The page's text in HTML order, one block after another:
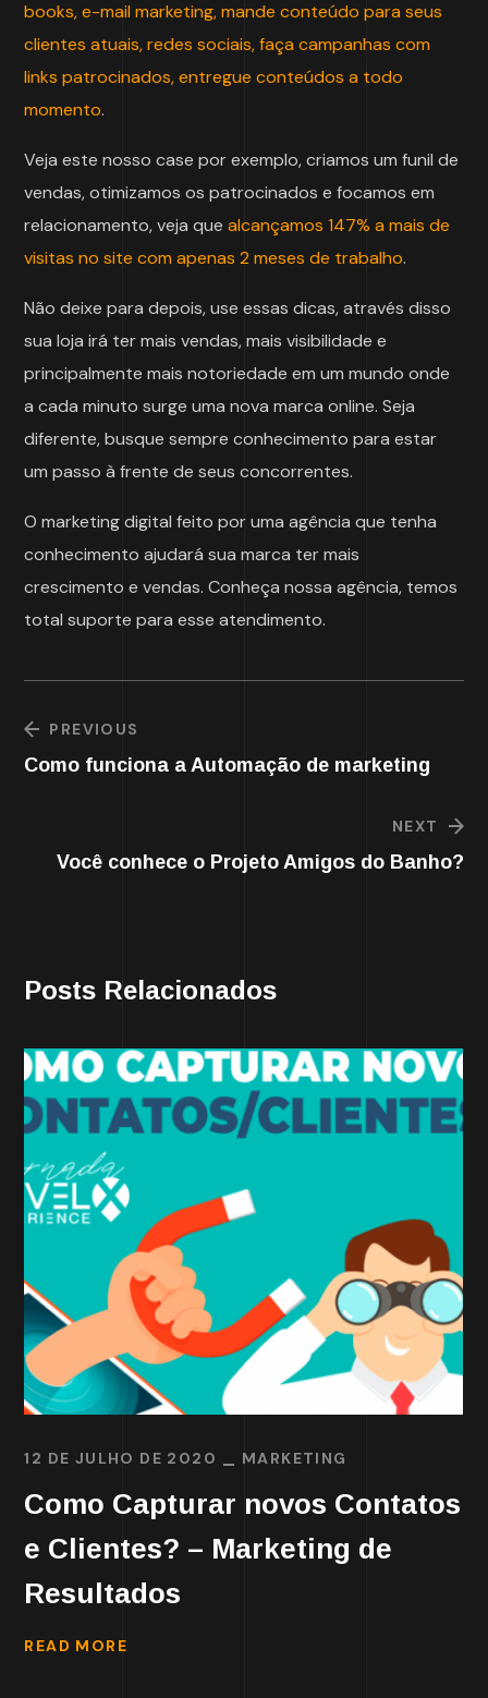
books, e-mail marketing, mande conteúdo para seus
clientes atuais, redes sociais, faça campanhas com
links patrocinados, entregue conteúdos a todo
momento.
Veja este nosso case por exemplo, criamos um funil de
vendas, otimizamos os patrocinados e focamos em
relacionamento, veja quealcançamos 147% a mais de
visitas no site com apenas 2 meses de trabalho.
Não deixe para depois, use essas dicas, através disso
sua loja irá ter mais vendas, mais visibilidade e
principalmente mais notoriedade em um mundo onde
a cada minuto surge uma nova marca online. Seja
diferente, busque sempre conhecimento para estar
um passo à frente de seus concorrentes.
O marketing digital feito por uma agência que tenha
conhecimento ajudará sua marca ter mais
crescimento e vendas. Conheça nossa agência, temos
total suporte para esse atendimento.
PREVIOUS
Como funciona a Automação de marketing
NEXT
Você conhece o Projeto Amigos do Banho?
Posts Relacionados
12 DE JULHO DE 2020 MARKETING
Como Capturar novos Contatos
e Clientes? – Marketing de
Resultados
READ MORE